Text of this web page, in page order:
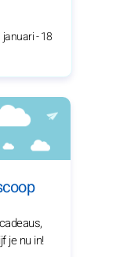
opmerkelijke
- 18
je nu in!